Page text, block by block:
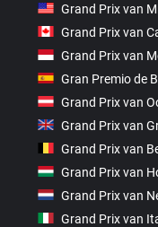
Grand Prix van
Grand Prix van
Grand Prix van
Gran Premio de
Grand Prix van
Grand Prix van
Grand Prix van
Grand Prix van
Grand Prix van
Grand Prix van